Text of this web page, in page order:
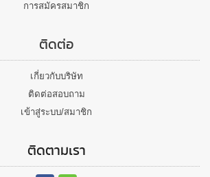
การสมัครสมาชิก
ติดต่อ
เกี่ยวกับบริษัท
ติดต่อสอบถาม
เข้าสู่ระบบ/สมาชิก
ติดตามเรา